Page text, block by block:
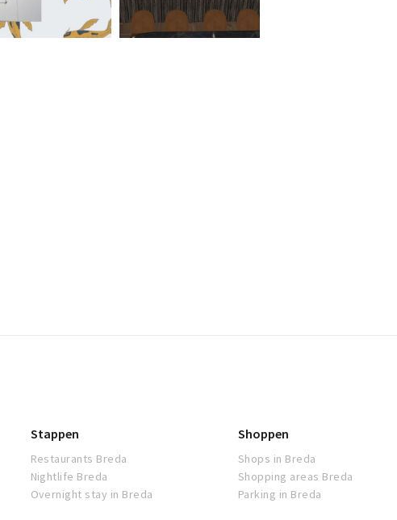
Stappen
Restaurants Breda
Nightlife Breda
Overnight stay in Breda
Shoppen
Shops in Breda
Shopping areas Breda
Parking in Breda